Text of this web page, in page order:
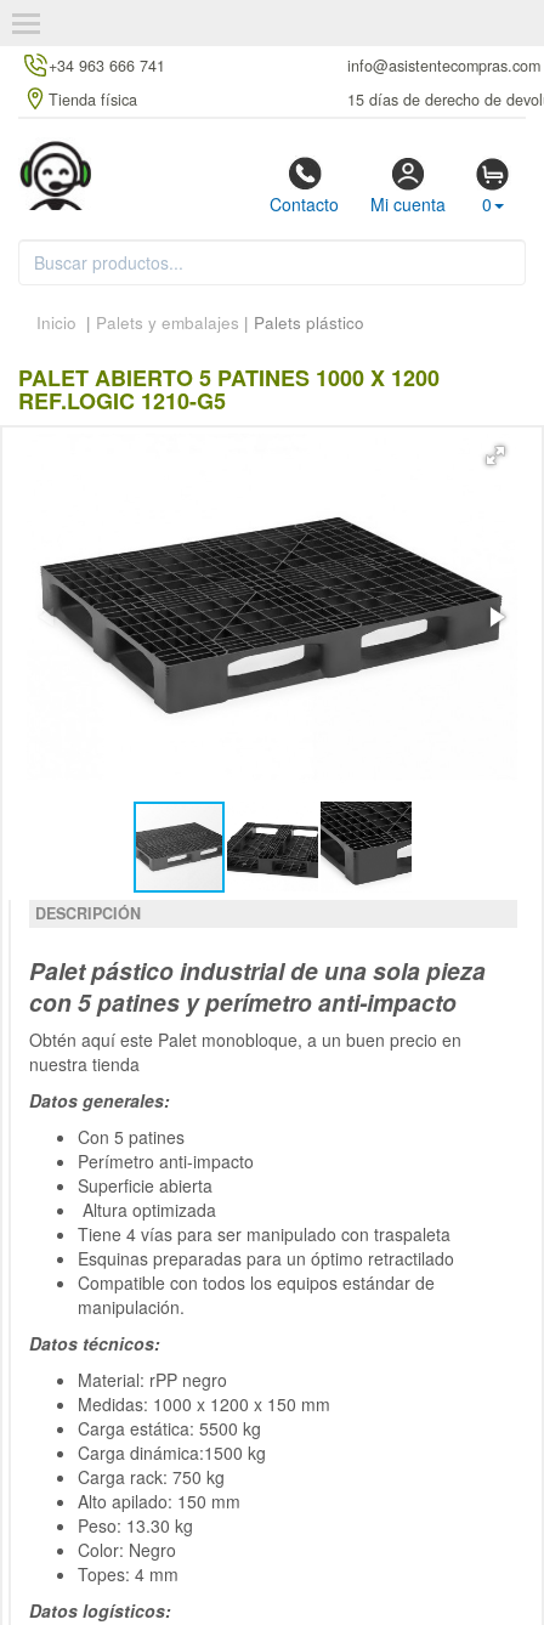
+34 963 666 741
info@asistentecompras.com
Tienda física
15 días de derecho de
Contacto Mi cuenta 0
Inicio | Palets y embalajes | Palets plástico
PALET ABIERTO 5 PATINES 1000 X 1200
REF.LOGIC 1210-G5
DESCRIPCIÓN
Palet pástico industrial de una sola pieza
con 5 patines y perímetro anti-impacto
Obtén aquí este Palet monobloque, a un buen precio en
nuestra tienda
Datos generales:
Con 5 patines
Perímetro anti-impacto
Superficie abierta
Altura optimizada
Tiene 4 vías para ser manipulado con traspaleta
Esquinas preparadas para un óptimo retractilado
Compatible con todos los equipos estándar de
manipulación.
Datos técnicos:
Material: rPP negro
Medidas: 1000 x 1200 x 150 mm
Carga estática: 5500 kg
Carga dinámica:1500 kg
Carga rack: 750 kg
Alto apilado: 150 mm
Peso: 13.30 kg
Color: Negro
Topes: 4 mm
Datos logísticos: